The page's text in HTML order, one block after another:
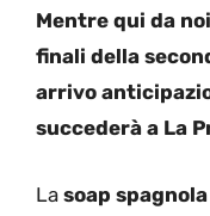
Mentre qui da
finali della
arrivo
succederà a La
La soap spagnola